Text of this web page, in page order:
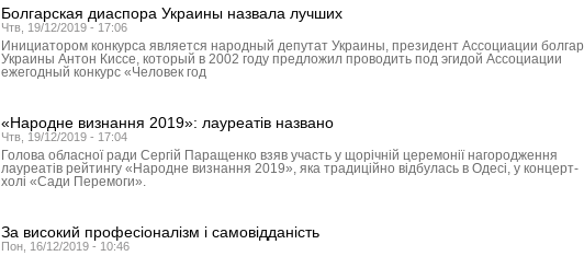
Болгарская диаспора Украины назвала лучших
Чтв, 19/12/2019 - 17:06
Инициатором конкурса является народный депутат Украины, президент Ассоциации болгар
Украины Антон Киссе, который в 2002 году предложил проводить под эгидой Ассоциации
ежегодный конкурс «Человек год
«Народне визнання 2019»: лауреатів названо
Чтв, 19/12/2019 - 17:04
Голова обласної ради Сергій Паращенко взяв участь у щорічній церемонії нагородження
лауреатів рейтингу «Народне визнання 2019», яка традиційно відбулась в Одесі, у концерт-
холі «Сади Перемоги».
За високий професіоналізм і самовідданість
Пон, 16/12/2019 - 10:46